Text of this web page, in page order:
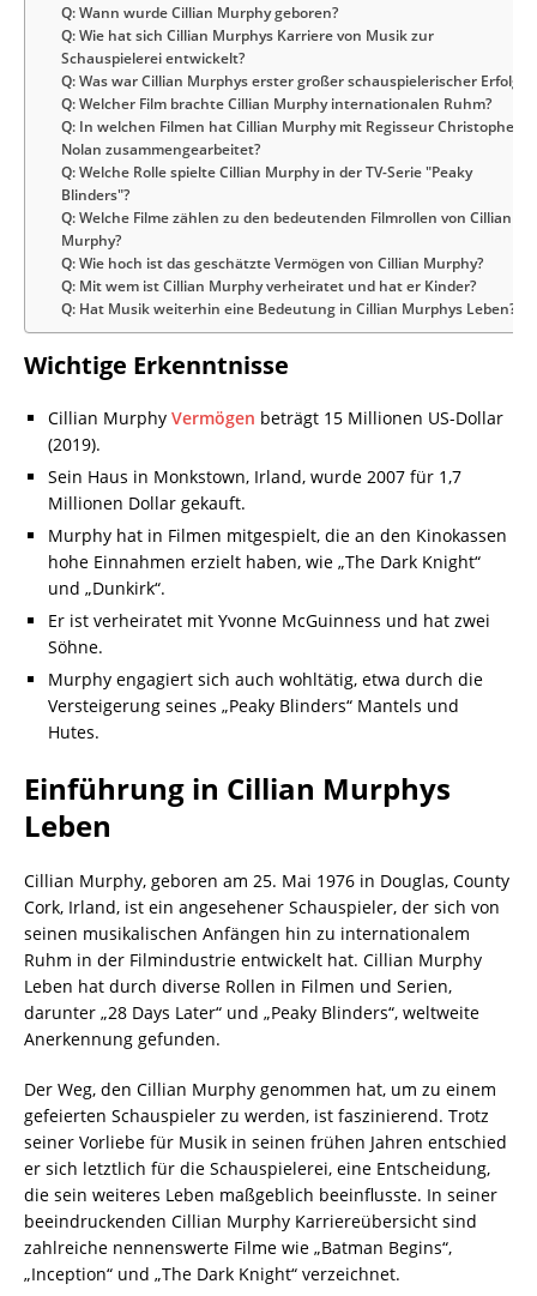
Q: Wann wurde Cillian Murphy geboren?
Q: Wie hat sich Cillian Murphys Karriere von Musik zur
Schauspielerei entwickelt?
Q: Was war Cillian Murphys erster großer schauspielerischer Erfolg?
Q: Welcher Film brachte Cillian Murphy internationalen Ruhm?
Q: In welchen Filmen hat Cillian Murphy mit Regisseur Christopher
Nolan zusammengearbeitet?
Q: Welche Rolle spielte Cillian Murphy in der TV-Serie "Peaky
Blinders"?
Q: Welche Filme zählen zu den bedeutenden Filmrollen von Cillian
Murphy?
Q: Wie hoch ist das geschätzte Vermögen von Cillian Murphy?
Q: Mit wem ist Cillian Murphy verheiratet und hat er Kinder?
Q: Hat Musik weiterhin eine Bedeutung in Cillian Murphys Leben?
Wichtige Erkenntnisse
Cillian Murphy Vermögen beträgt 15 Millionen US-Dollar
(2019).
Sein Haus in Monkstown, Irland, wurde 2007 für 1,7
Millionen Dollar gekauft.
Murphy hat in Filmen mitgespielt, die an den Kinokassen
hohe Einnahmen erzielt haben, wie „The Dark Knight“
und „Dunkirk“.
Er ist verheiratet mit Yvonne McGuinness und hat zwei
Söhne.
Murphy engagiert sich auch wohltätig, etwa durch die
Versteigerung seines „Peaky Blinders“ Mantels und
Hutes.
Einführung in Cillian Murphys
Leben
Cillian Murphy, geboren am 25. Mai 1976 in Douglas, County
Cork, Irland, ist ein angesehener Schauspieler, der sich von
seinen musikalischen Anfängen hin zu internationalem
Ruhm in der Filmindustrie entwickelt hat. Cillian Murphy
Leben hat durch diverse Rollen in Filmen und Serien,
darunter „28 Days Later“ und „Peaky Blinders“, weltweite
Anerkennung gefunden.
Der Weg, den Cillian Murphy genommen hat, um zu einem
gefeierten Schauspieler zu werden, ist faszinierend. Trotz
seiner Vorliebe für Musik in seinen frühen Jahren entschied
er sich letztlich für die Schauspielerei, eine Entscheidung,
die sein weiteres Leben maßgeblich beeinflusste. In seiner
beeindruckenden Cillian Murphy Karriereübersicht sind
zahlreiche nennenswerte Filme wie „Batman Begins“,
„Inception“ und „The Dark Knight“ verzeichnet.